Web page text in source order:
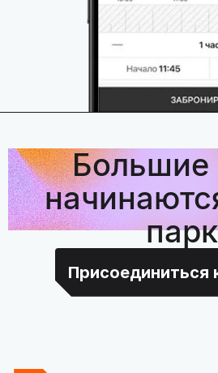
Большие
парк
Присоединиться